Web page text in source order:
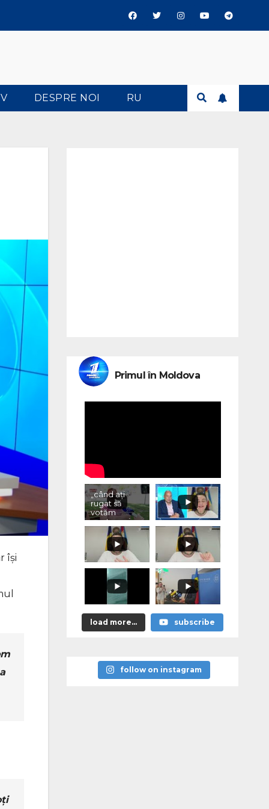
DESPRE NOI RU
își
Primul în Moldova
„când ați
rugat să
votăm
pentru voi,
ce ați
promis?"
load more... subscribe
follow on instagram